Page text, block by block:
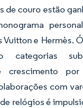
de couro estão
e Hermès.
categorias
crescimento
com
relógios é